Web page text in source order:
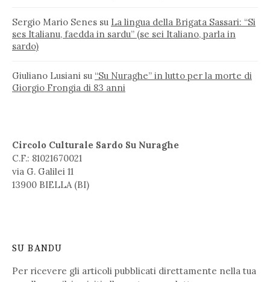
Sergio Mario Senes su La lingua della Brigata Sassari: “Si
ses Italianu, faedda in sardu” (se sei Italiano, parla in
sardo)
Giuliano Lusiani su “Su Nuraghe” in lutto per la morte di
Giorgio Frongia di 83 anni
Circolo Culturale Sardo Su Nuraghe
C.F.: 81021670021
via G. Galilei 11
13900 BIELLA (BI)
SU BANDU
Per ricevere gli articoli pubblicati direttamente nella tua